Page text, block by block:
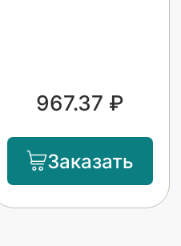
967.37 ₽
Заказать